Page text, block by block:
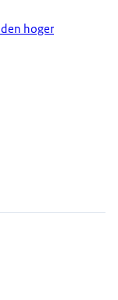
hoger